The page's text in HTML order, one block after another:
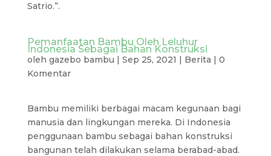
Satrio.”.
Pemanfaatan Bambu Oleh Leluhur
Indonesia Sebagai Bahan Konstruksi
oleh gazebo bambu | Sep 25, 2021 | Berita | 0
Komentar
Bambu memiliki berbagai macam kegunaan bagi
manusia dan lingkungan mereka. Di Indonesia
penggunaan bambu sebagai bahan konstruksi
bangunan telah dilakukan selama berabad-abad.